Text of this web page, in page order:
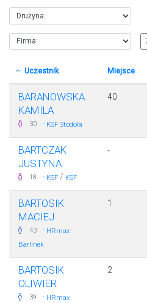
Uczestnik Miejsce
BARANOWSKA
KAMILA
30 · KSF Stodoła
40
BARTCZAK
JUSTYNA
18 · KSF / KSF
-
BARTOSIK
MACIEJ
43 · HRmax
Barlinek
1
BARTOSIK
OLIWIER
39 · HRmax
2